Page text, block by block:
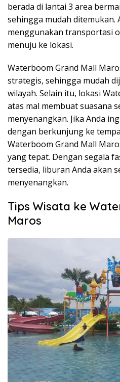
berada di lantai 3 area
sehingga mudah ditemukan.
menggunakan transportasi
menuju ke lokasi.
Waterboom Grand Mall
strategis, sehingga mudah
wilayah. Selain itu, lokasi
atas mal membuat suasana
menyenangkan. Jika Anda
dengan berkunjung ke
Waterboom Grand Mall
yang tepat. Dengan segala
tersedia, liburan Anda akan
menyenangkan.
Tips Wisata ke
Maros